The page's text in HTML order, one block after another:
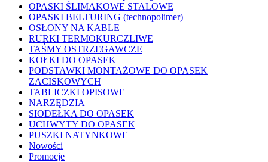
OPASKI ŚLIMAKOWE STALOWE
OPASKI BELTURING (technopolimer)
OSŁONY NA KABLE
RURKI TERMOKURCZLIWE
TAŚMY OSTRZEGAWCZE
KOŁKI DO OPASEK
PODSTAWKI MONTAŻOWE DO OPASEK
ZACISKOWYCH
TABLICZKI OPISOWE
NARZĘDZIA
SIODEŁKA DO OPASEK
UCHWYTY DO OPASEK
PUSZKI NATYNKOWE
Nowości
Promocje